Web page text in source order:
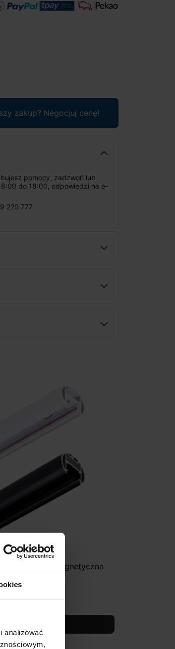
analizować
zakup? Negocjuj cenę!
pomocy, zadzwoń lub
do 18:00, odpowiedzi na e-
220 777
szyna magnetyczna